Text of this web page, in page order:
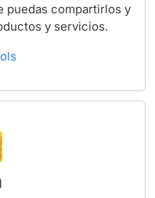
puedas compartirlos y
y servicios.